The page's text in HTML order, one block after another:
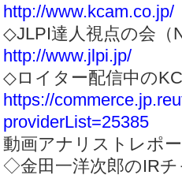
http://www.kcam.co.jp/
◇JLPI達人視点の会（
http://www.jlpi.jp/
◇ロイター配信中の
https://
providerList=25385
動画アナリストレポ
◇金田一洋次郎のIR